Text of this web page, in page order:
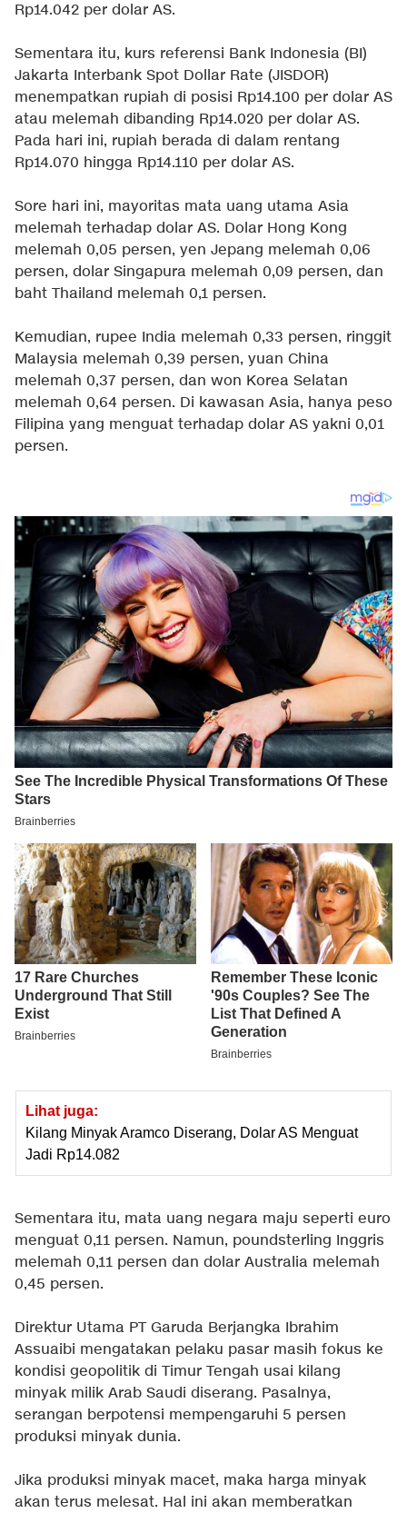
Rp14.042 per dolar AS.
Sementara itu, kurs referensi Bank Indonesia (BI)
Jakarta Interbank Spot Dollar Rate (JISDOR)
menempatkan rupiah di posisi Rp14.100 per dolar AS
atau melemah dibanding Rp14.020 per dolar AS.
Pada hari ini, rupiah berada di dalam rentang
Rp14.070 hingga Rp14.110 per dolar AS.
Sore hari ini, mayoritas mata uang utama Asia
melemah terhadap dolar AS. Dolar Hong Kong
melemah 0,05 persen, yen Jepang melemah 0,06
persen, dolar Singapura melemah 0,09 persen, dan
baht Thailand melemah 0,1 persen.
Kemudian, rupee India melemah 0,33 persen, ringgit
Malaysia melemah 0,39 persen, yuan China
melemah 0,37 persen, dan won Korea Selatan
melemah 0,64 persen. Di kawasan Asia, hanya peso
Filipina yang menguat terhadap dolar AS yakni 0,01
persen.
Lihat juga:
Kilang Minyak Aramco Diserang, Dolar AS Menguat
Jadi Rp14.082
Sementara itu, mata uang negara maju seperti euro
menguat 0,11 persen. Namun, poundsterling Inggris
melemah 0,11 persen dan dolar Australia melemah
0,45 persen.
Direktur Utama PT Garuda Berjangka Ibrahim
Assuaibi mengatakan pelaku pasar masih fokus ke
kondisi geopolitik di Timur Tengah usai kilang
minyak milik Arab Saudi diserang. Pasalnya,
serangan berpotensi mempengaruhi 5 persen
produksi minyak dunia.
Jika produksi minyak macet, maka harga minyak
akan terus melesat. Hal ini akan memberatkan